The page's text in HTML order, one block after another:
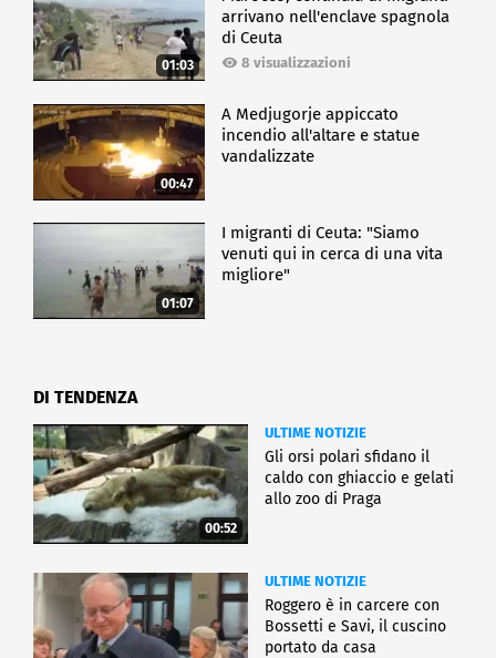
01:03
arrivano nell'enclave spagnola
di Ceuta
8 visualizzazioni
00:47
A Medjugorje appiccato
incendio all'altare e statue
vandalizzate
01:07
I migranti di Ceuta: "Siamo
venuti qui in cerca di una vita
migliore"
DI TENDENZA
00:52
ULTIME NOTIZIE
Gli orsi polari sfidano il
caldo con ghiaccio e gelati
allo zoo di Praga
ULTIME NOTIZIE
Roggero è in carcere con
Bossetti e Savi, il cuscino
portato da casa